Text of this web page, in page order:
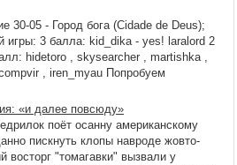
30-05 - Город бога (Cidade de Deus);
игры: 3 балла: kid_dika - yes! laralord 2
hidetoro , skysearcher , martishka ,
, iren_myau Попробуем
«и далее повсюду»
поёт осанну американскому
пискнуть клопы навроде жовто-
восторг "томагавки" вызвали у